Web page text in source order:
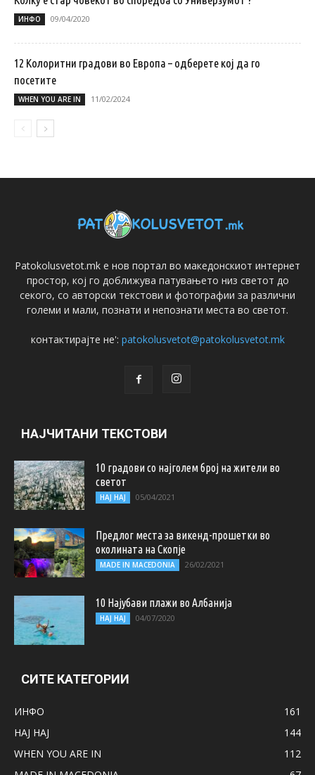
ИНФО 09/04/2020
12 Колоритни градови во Европа – одберете кој да го
посетите
WHEN YOU ARE IN 11/02/2024
Patokolusvetot.mk е нов портал во македонскиот интернет
простор, кој го доближува патувањето низ светот до
секого, со авторски текстови и фотографии за различни
големи и мали, познати и непознати места во светот.
контактирајте не': patokolusvetot@patokolusvetot.mk
НАЈЧИТАНИ ТЕКСТОВИ
10 градови со најголем број на жители во
светот
НАЈ НАЈ 05/04/2021
Предлог места за викенд-прошетки во
околината на Скопје
MADE IN MACEDONIA 26/02/2021
10 Најубави плажи во Албанија
НАЈ НАЈ 04/07/2020
СИТЕ КАТЕГОРИИ
ИНФО
161
НАЈ НАЈ
144
WHEN YOU ARE IN
112